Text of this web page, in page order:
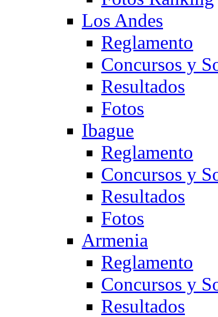
Los Andes
Reglamento
Concursos y
Resultados
Fotos
Ibague
Reglamento
Concursos y
Resultados
Fotos
Armenia
Reglamento
Concursos y
Resultados